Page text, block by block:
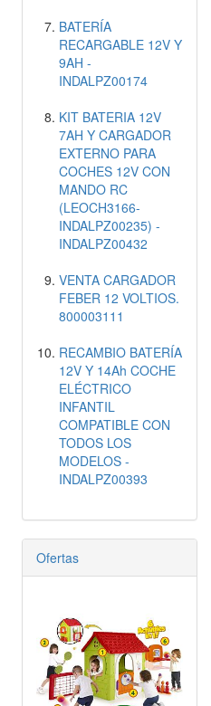
BATERÍA
RECARGABLE 12V Y
9AH -
INDALPZ00174
KIT BATERIA 12V
7AH Y CARGADOR
EXTERNO PARA
COCHES 12V CON
MANDO RC
(LEOCH3166-
INDALPZ00235) -
INDALPZ00432
VENTA CARGADOR
FEBER 12 VOLTIOS.
800003111
RECAMBIO BATERÍA
12V Y 14Ah COCHE
ELÉCTRICO
INFANTIL
COMPATIBLE CON
TODOS LOS
MODELOS -
INDALPZ00393
Ofertas